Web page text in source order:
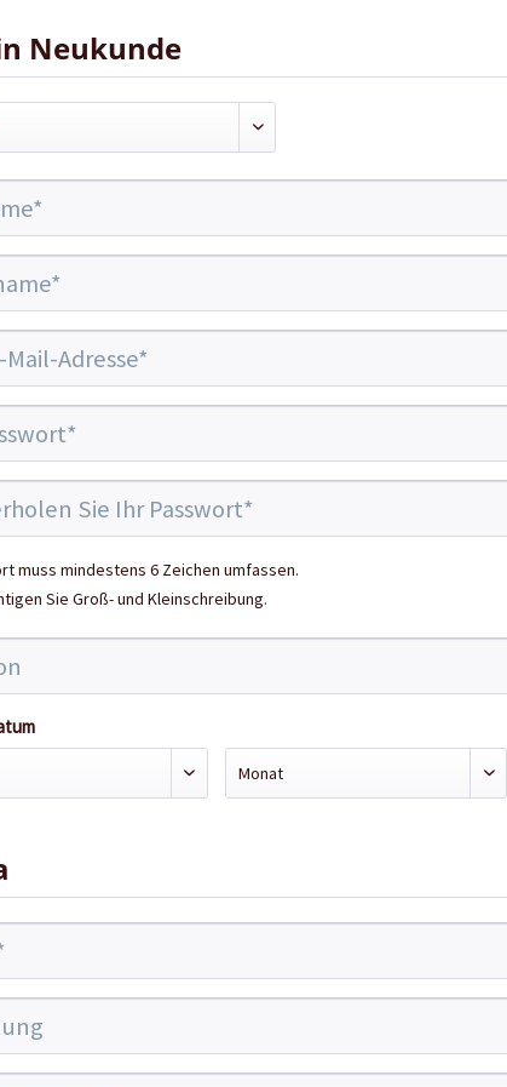
Neukunde
muss mindestens 6 Zeichen umfassen.
Sie Groß- und Kleinschreibung.